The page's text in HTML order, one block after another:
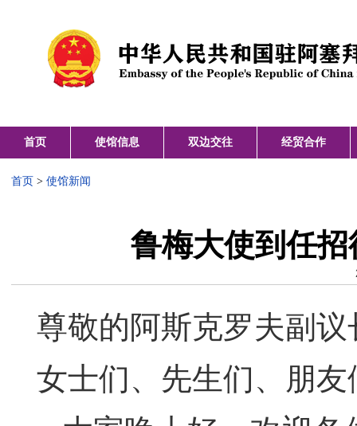
首页 使馆信息 双边交往 经贸合作
首页 > 使馆新闻
鲁梅大使到任
尊敬的阿斯克罗夫副议
女士们、先生们、朋友